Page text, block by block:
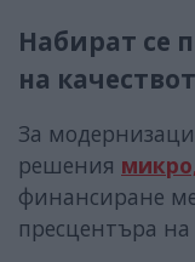
Набират се
на
За
решения
финансиране
пресцентъра